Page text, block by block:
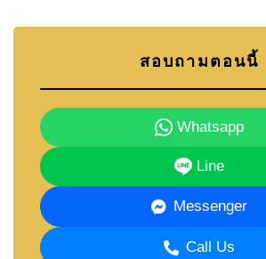
สอบถามตอนนี้
Whatsapp
Line
Messenger
Call Us